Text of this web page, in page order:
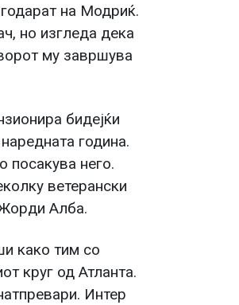
на Модриќ.
но изгледа дека
му завршува
бидејќи
година.
посакува него.
ветерански
Алба.
како тим со
круг од Атланта.
Интер